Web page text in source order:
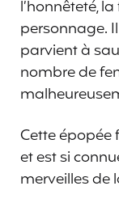
l’honnêteté,
personnage.
parvient à
nombre de
Cette épopée
et est si
merveilles de